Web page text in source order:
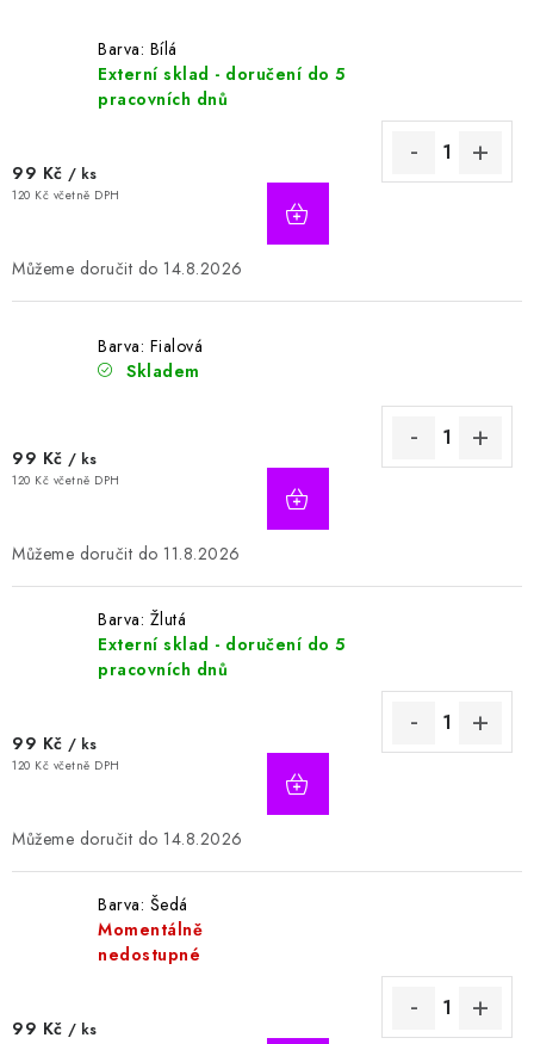
Barva: Bílá
Externí sklad - doručení do 5
pracovních dnů
99 Kč / ks
120 Kč včetně DPH
14.8.2026
Barva: Fialová
Skladem
99 Kč / ks
120 Kč včetně DPH
11.8.2026
Barva: Žlutá
Externí sklad - doručení do 5
pracovních dnů
99 Kč / ks
120 Kč včetně DPH
14.8.2026
Barva: Šedá
Momentálně
nedostupné
99 Kč / ks